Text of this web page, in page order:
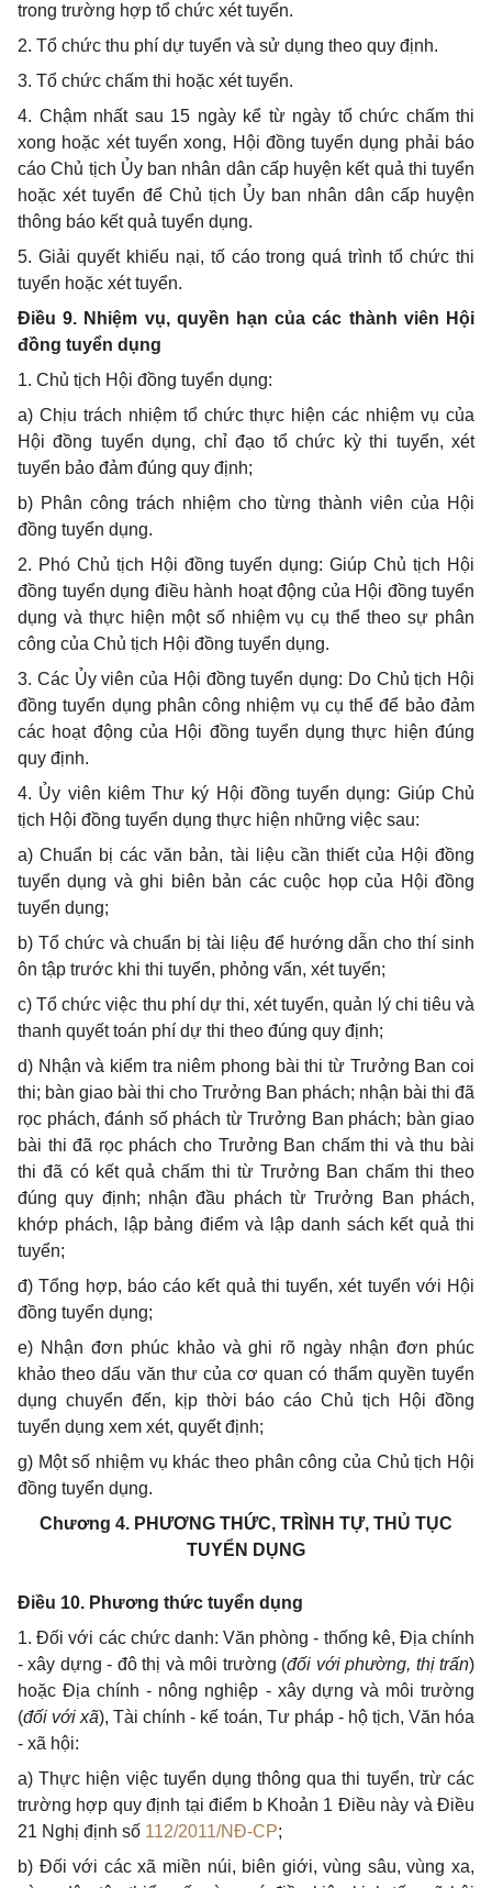
trong trường hợp tổ chức xét tuyển.
2. Tổ chức thu phí dự tuyển và sử dụng theo quy định.
3. Tổ chức chấm thi hoặc xét tuyển.
4. Chậm nhất sau 15 ngày kể từ ngày tổ chức chấm thi
xong hoặc xét tuyển xong, Hội đồng tuyển dụng phải báo
cáo Chủ tịch Ủy ban nhân dân cấp huyện kết quả thi tuyển
hoặc xét tuyển để Chủ tịch Ủy ban nhân dân cấp huyện
thông báo kết quả tuyển dụng.
5. Giải quyết khiếu nại, tố cáo trong quátrình tổ chức thi
tuyển hoặc xét tuyển.
Điều 9. Nhiệm vụ, quyền hạn của các thành viên Hội
đồng tuyển dụng
1. Chủ tịch Hội đồng tuyển dụng:
a) Chịu trách nhiệm tổ chức thực hiện các nhiệm vụ của
Hội đồng tuyển dụng, chỉđạo tổ chức kỳ thi tuyển, xét
tuyển bảo đảm đúng quy định;
b) Phân công trách nhiệm cho từng thành viên của Hội
đồng tuyển dụng.
2. Phó Chủ tịch Hội đồng tuyển dụng: Giúp Chủ tịch Hội
đồng tuyển dụng điều hành hoạt động của Hội đồng tuyển
dụng và thực hiện một số nhiệm vụ cụ thểtheo sự phân
công của Chủ tịch Hội đồng tuyển dụng.
3. Các Ủy viên của Hội đồng tuyển dụng: Do Chủ tịch Hội
đồng tuyển dụng phân công nhiệm vụ cụ thể để bảo đảm
các hoạt động của Hội đồng tuyển dụng thực hiện đúng
quy định.
4. Ủy viên kiêm Thư ký Hội đồng tuyển dụng: Giúp Chủ
tịch Hội đồng tuyển dụng thực hiện những việc sau:
a)Chuẩn bị các văn bản, tài liệu cần thiết của Hội đồng
tuyển dụng và ghi biên bản các cuộc họp của Hội đồng
tuyển dụng;
b) Tổ chức và chuẩn bị tài liệu để hướng dẫn cho thí sinh
ôn tập trước khi thi tuyển, phỏng vấn, xét tuyển;
c)Tổchức việc thu phí dự thi, xét tuyển, quản lý chi tiêu và
thanh quyết toán phí dự thi theo đúng quy định;
d) Nhận và kiểm tra niêm phong bài thi từ Trưởng Ban coi
thi; bàn giao bài thi cho Trưởng Ban phách; nhận bài thi đã
rọc phách, đánh số phách từ Trưởng Ban phách; bàn giao
bài thi đã rọc phách cho Trưởng Ban chấm thi và thu bài
thi đã có kết quả chấm thi từ Trưởng Ban chấm thi theo
đúng quy định; nhận đầu phách từ Trưởng Ban phách,
khớp phách, lập bảng điểm và lập danh sách kết quả thi
tuyển;
đ) Tổng hợp, báo cáo kết quả thi tuyển, xét tuyển với Hội
đồng tuyển dụng;
e) Nhận đơn phúc khảo và ghi rõ ngày nhận đơn phúc
khảo theo dấu văn thư của cơ quan có thẩm quyền tuyển
dụng chuyển đến, kịp thời báo cáo Chủ tịch Hội đồng
tuyển dụng xem xét, quyết định;
g) Một số nhiệm vụ khác theo phân công của Chủ tịch Hội
đồng tuyển dụng.
Chương 4. PHƯƠNG THỨC, TRÌNH TỰ, THỦ TỤC
TUYỂN DỤNG
Điều 10. Phương thức tuyển dụng
1.Đối với các chức danh: Văn phòng - thống kê, Địa chính
- xây dựng - đô thị và môi trường (đối với phường, thị trấn)
hoặc Địa chính - nông nghiệp - xây dựng và môi trường
(đối với xã), Tài chính - kế toán, Tư pháp - hộ tịch, Văn hóa
- xã hội:
a)Thực hiện việc tuyển dụng thông qua thi tuyển, trừ các
trường hợp quy định tại điểm b Khoản 1 Điều này và Điều
21 Nghị định số 112/2011/NĐ-CP;
b) Đối với các xã miền núi, biên giới, vùng sâu, vùng xa,